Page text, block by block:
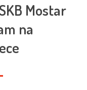
Mostar
na